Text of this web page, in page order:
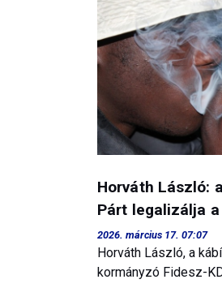
Horváth László:
Párt legalizálja
2026. március 17. 07:07
Horváth László, a
kormányzó Fidesz-